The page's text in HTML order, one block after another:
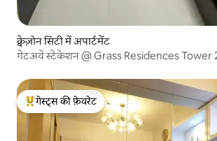
क्वेज़ोन सिटी में अपार्टमेंट
गेटअवे स्टेकेशन @ Grass Residences Tower
गेस्ट्स का टॉप फ़ेवरेट
गेस्ट्स की फ़ेवरेट